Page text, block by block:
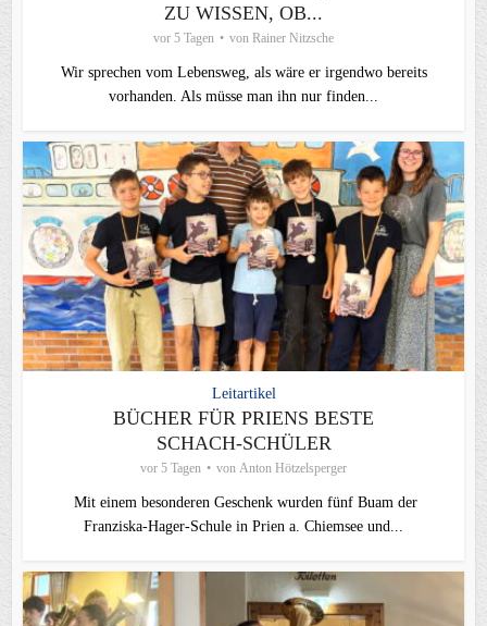
ZU WISSEN, OB...
vor 5 Tagen von Rainer Nitzsche
Wir sprechen vom Lebensweg, als wäre er irgendwo bereits
vorhanden. Als müsse man ihn nur finden...
Leitartikel
BÜCHER FÜR PRIENS BESTE
SCHACH-SCHÜLER
vor 5 Tagen von Anton Hötzelsperger
Mit einem besonderen Geschenk wurden fünf Buam der
Franziska-Hager-Schule in Prien a. Chiemsee und...